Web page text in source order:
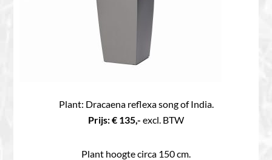
Plant: Dracaena reflexa song of India.
Prijs: € 135,- excl. BTW
Plant hoogte circa 150 cm.